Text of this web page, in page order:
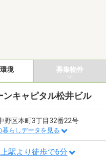
境 募集物件
ンキャピタル松井ビル
野区本町3丁目32番22号
暮らしデータを見る
駅より徒歩で6分